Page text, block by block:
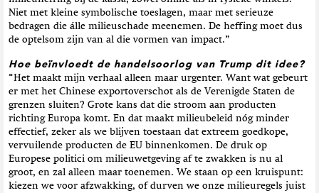
Niet met kleine symbolische toeslagen, maar met serieuze
bedragen die álle milieuschade meenemen. De heffing moet dus
de optelsom zijn van al die vormen van impact.”
Hoe beïnvloedt de handelsoorlog van Trump dit idee?
“Het maakt mijn verhaal alleen maar urgenter. Want wat gebeurt
er met het Chinese exportoverschot als de Verenigde Staten de
grenzen sluiten? Grote kans dat die stroom aan producten
richting Europa komt. En dat maakt milieubeleid nóg minder
effectief, zeker als we blijven toestaan dat extreem goedkope,
vervuilende producten de EU binnenkomen. De druk op
Europese politici om milieuwetgeving af te zwakken is nu al
groot, en zal alleen maar toenemen. We staan op een kruispunt:
kiezen we voor afzwakking, of durven we onze milieuregels juist